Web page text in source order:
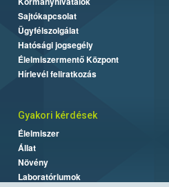
Sajtókapcsolat
Ügyfélszolgálat
Hatósági jogsegély
Élelmiszermentő Központ
Hírlevél feliratkozás
Gyakori kérdések
Élelmiszer
Állat
Növény
Laboratóriumok